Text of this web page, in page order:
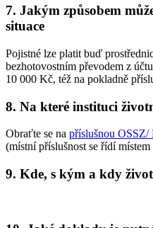
7. Jakým způsobem
situace
Pojistné lze platit buď
bezhotovostním převodem z
10 000 Kč, též na pokladně
8. Na které instituci
Obraťte se na příslušnou OSSZ/
(místní příslušnost se řídí
9. Kde, s kým a kdy